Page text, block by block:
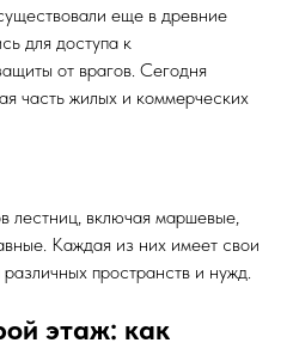
еще в древние
для доступа к
от врагов. Сегодня
часть жилых и коммерческих
лестниц, включая маршевые,
Каждая из них имеет свои
пространств и нужд.
этаж: как